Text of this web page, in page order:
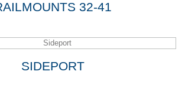
32-41
SIDEPORT